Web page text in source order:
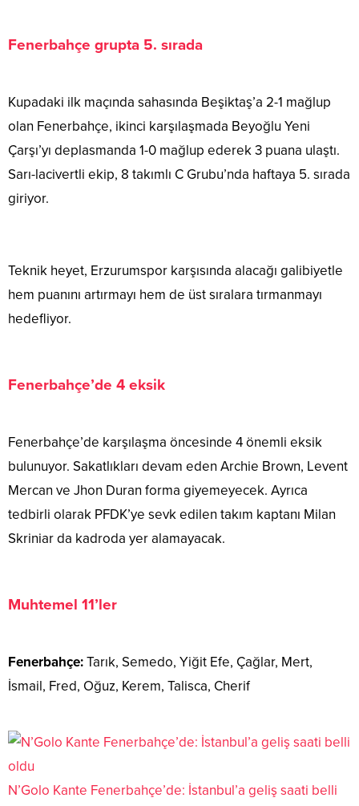
Fenerbahçe grupta 5. sırada
Kupadaki ilk maçında sahasında Beşiktaş’a 2-1 mağlup
olan Fenerbahçe, ikinci karşılaşmada Beyoğlu Yeni
Çarşı’yı deplasmanda 1-0 mağlup ederek 3 puana ulaştı.
Sarı-lacivertli ekip, 8 takımlı C Grubu’nda haftaya 5. sırada
giriyor.
Teknik heyet, Erzurumspor karşısında alacağı galibiyetle
hem puanını artırmayı hem de üst sıralara tırmanmayı
hedefliyor.
Fenerbahçe’de 4 eksik
Fenerbahçe’de karşılaşma öncesinde 4 önemli eksik
bulunuyor. Sakatlıkları devam eden Archie Brown, Levent
Mercan ve Jhon Duran forma giyemeyecek. Ayrıca
tedbirli olarak PFDK’ye sevk edilen takım kaptanı Milan
Skriniar da kadroda yer alamayacak.
Muhtemel 11’ler
Fenerbahçe:Tarık, Semedo, Yiğit Efe, Çağlar, Mert,
İsmail, Fred, Oğuz, Kerem, Talisca, Cherif
N’Golo Kante Fenerbahçe’de: İstanbul’a geliş saati belli